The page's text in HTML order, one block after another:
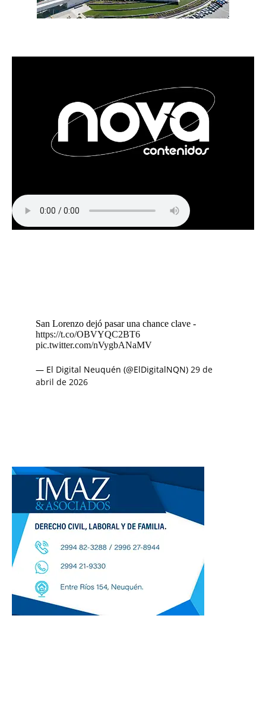
San Lorenzo dejó pasar una chance clave -
https://t.co/OBVYQC2BT6
pic.twitter.com/nVygbANaMV
— El Digital Neuquén (@ElDigitalNQN) 29 de
abril de 2026